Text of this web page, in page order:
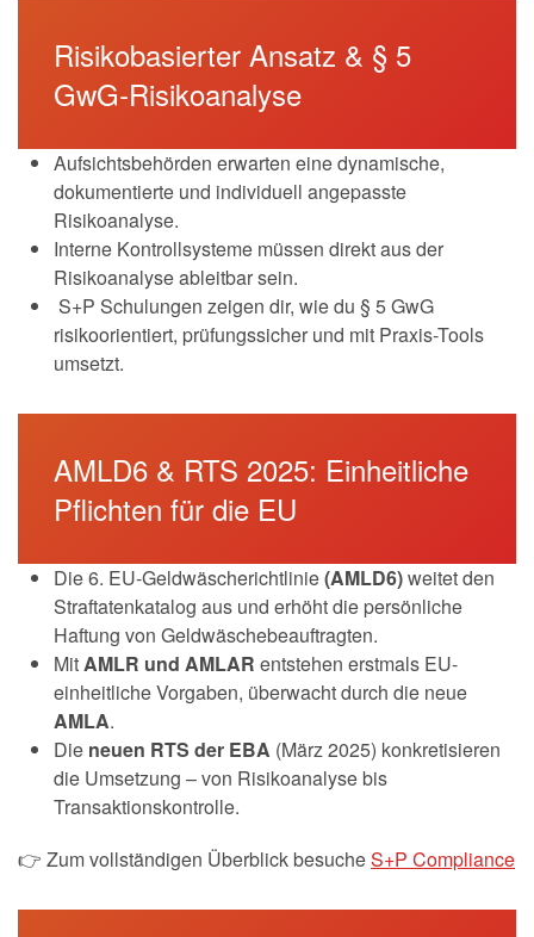
Risikobasierter Ansatz & § 5
GwG-Risikoanalyse
Aufsichtsbehörden erwarten eine dynamische,
dokumentierte und individuell angepasste
Risikoanalyse.
Interne Kontrollsysteme müssen direkt aus der
Risikoanalyse ableitbar sein.
S+P Schulungen zeigen dir, wie du § 5 GwG
risikoorientiert, prüfungssicher und mit Praxis-Tools
umsetzt.
AMLD6 & RTS 2025: Einheitliche
Pflichten für die EU
Die 6. EU-Geldwäscherichtlinie(AMLD6)weitet den
Straftatenkatalog aus und erhöht die persönliche
Haftung von Geldwäschebeauftragten.
MitAMLR und AMLAR entstehen erstmals EU-
einheitliche Vorgaben, überwacht durch die neue
AMLA.
Die neuen RTS der EBA (März 2025) konkretisieren
die Umsetzung – von Risikoanalyse bis
Transaktionskontrolle.
👉 Zum vollständigen Überblick besucheS+P Compliance